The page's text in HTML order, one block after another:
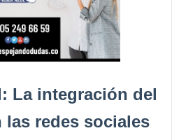
La integración del
las redes sociales